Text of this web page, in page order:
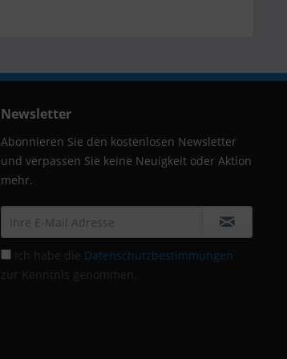
Newsletter
Abonnieren Sie den kostenlosen Newsletter
und verpassen Sie keine Neuigkeit oder Aktion
mehr.
Ich habe die Datenschutzbestimmungen
zur Kenntnis genommen.